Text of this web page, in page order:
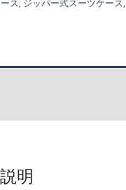
ス, ジッパー式スーツケース,
明